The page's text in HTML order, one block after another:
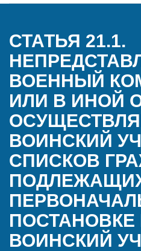
СТАТЬЯ 21.1.
ВОЕННЫЙ
ИЛИ В ИНОЙ
ВОИНСКИЙ
СПИСКОВ
ПОСТАНОВКЕ
ВОИНСКИЙ